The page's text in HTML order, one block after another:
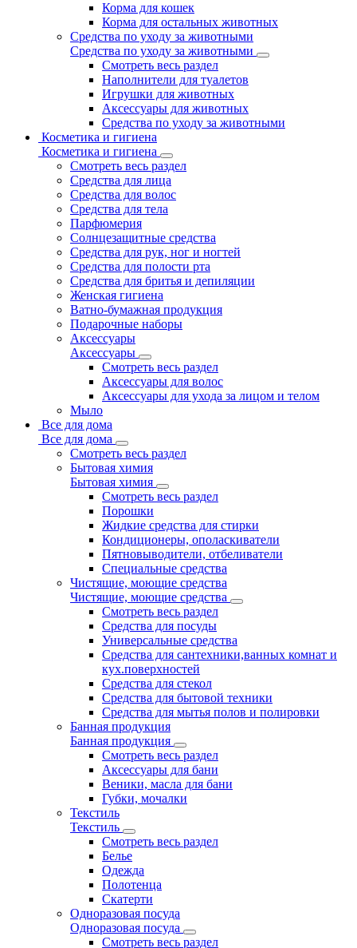
Корма для кошек
Корма для остальных животных
Средства по уходу за животными
Средства по уходу за животными
Смотреть весь раздел
Наполнители для туалетов
Игрушки для животных
Аксессуары для животных
Средства по уходу за животными
Косметика и гигиена
Косметика и гигиена
Смотреть весь раздел
Средства для лица
Средства для волос
Средства для тела
Парфюмерия
Солнцезащитные средства
Средства для рук, ног и ногтей
Средства для полости рта
Средства для бритья и депиляции
Женская гигиена
Ватно-бумажная продукция
Подарочные наборы
Аксессуары
Аксессуары
Смотреть весь раздел
Аксессуары для волос
Аксессуары для ухода за лицом и телом
Мыло
Все для дома
Все для дома
Смотреть весь раздел
Бытовая химия
Бытовая химия
Смотреть весь раздел
Порошки
Жидкие средства для стирки
Кондиционеры, ополаскиватели
Пятновыводители, отбеливатели
Специальные средства
Чистящие, моющие средства
Чистящие, моющие средства
Смотреть весь раздел
Средства для посуды
Универсальные средства
Средства для сантехники,ванных комнат и
кух.поверхностей
Средства для стекол
Средства для бытовой техники
Средства для мытья полов и полировки
Банная продукция
Банная продукция
Смотреть весь раздел
Аксессуары для бани
Веники, масла для бани
Губки, мочалки
Текстиль
Текстиль
Смотреть весь раздел
Белье
Одежда
Полотенца
Скатерти
Одноразовая посуда
Одноразовая посуда
Смотреть весь раздел